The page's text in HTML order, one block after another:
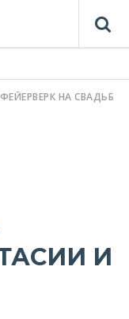
НА СВАДЬБУ
И